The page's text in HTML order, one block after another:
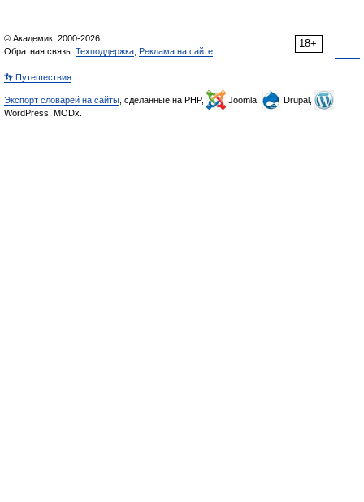
18+
© Академик, 2000-2026
Обратная связь: Техподдержка Реклама на сайте
👣 Путешествия
Экспорт словарей на сайты , сделанные на PHP, Joomla,
Drupal,
WordPress, MODx.